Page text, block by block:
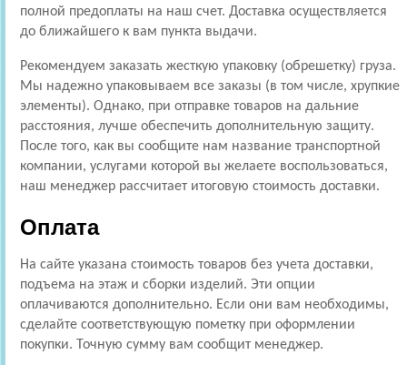
полной предоплаты на наш счет. Доставка осуществляется
до ближайшего к вам пункта выдачи.
Рекомендуем заказать жесткую упаковку (обрешетку) груза.
Мы надежно упаковываем все заказы (в том числе, хрупкие
элементы). Однако, при отправке товаров на дальние
расстояния, лучше обеспечить дополнительную защиту.
После того, как вы сообщите нам название транспортной
компании, услугами которой вы желаете воспользоваться,
наш менеджер рассчитает итоговую стоимость доставки.
Оплата
На сайте указана стоимость товаров без учета доставки,
подъема на этаж и сборки изделий. Эти опции
оплачиваются дополнительно. Если они вам необходимы,
сделайте соответствующую пометку при оформлении
покупки. Точную сумму вам сообщит менеджер.